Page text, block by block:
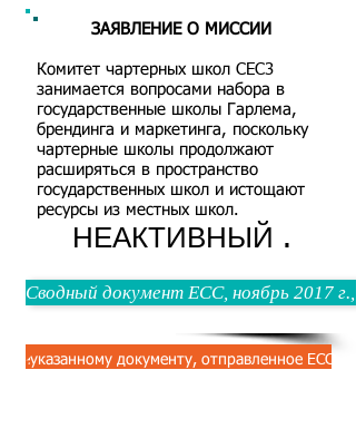
ЗАЯВЛЕНИЕ О МИССИИ
Комитет чартерных школ CEC3
занимается вопросами набора в
государственные школы Гарлема,
брендинга и маркетинга, поскольку
чартерные школы продолжают
расширяться в пространство
государственных школ и истощают
ресурсы из местных школ.
НЕАКТИВНЫЙ .
Сводный документ ECC, ноябрь 2017
документу, отправленное ECC